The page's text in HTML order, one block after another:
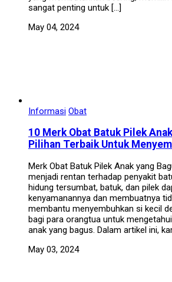
sangat penting untuk […]
May 04, 2024
Informasi Obat
10 Merk Obat Batuk Pilek
Pilihan Terbaik Untuk
Merk Obat Batuk Pilek Anak yang
menjadi rentan terhadap penyakit
hidung tersumbat, batuk, dan pilek
kenyamanannya dan membuatnya
membantu menyembuhkan si kecil
bagi para orangtua untuk
anak yang bagus. Dalam artikel ini,
May 03, 2024